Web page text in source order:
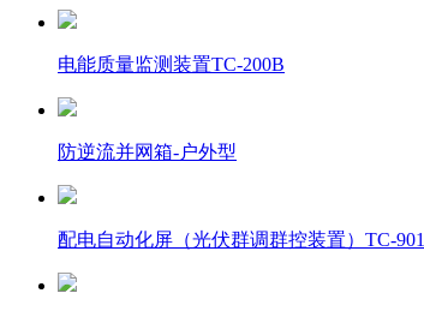
电能质量监测装置TC-200B
防逆流并网箱-户外型
配电自动化屏（光伏群调群控装置）TC-901